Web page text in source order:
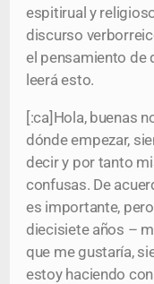
espitirual y
discurso
el pensamiento de
leerá esto.
[:ca]Hola, buenas
dónde empezar,
decir y por tanto
confusas. De
es importante,
diecisiete años –
que me gustaría,
estoy haciendo